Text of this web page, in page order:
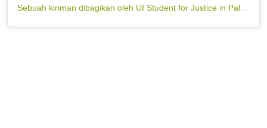
Sebuah kiriman dibagikan oleh UI Student for Justice in Palestine (@uisjp)